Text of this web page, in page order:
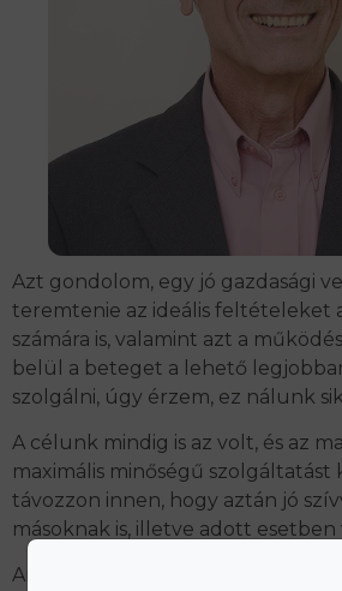
Azt gondolom, egy jó gazdasági
teremtenie az ideális feltételeket
számára is, valamint azt a
belül a beteget a lehető
szolgálni, úgy érzem, ez nálunk
A célunk mindig is az volt, és az
maximális minőségű szolgáltatást
távozzon innen, hogy aztán jó
másoknak is, illetve adott esetben
Amit
annak idején kigondolt